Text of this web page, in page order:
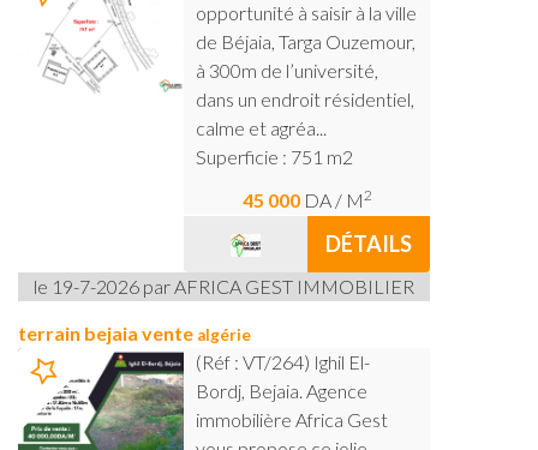
opportunité à saisir à la ville
de Béjaia, Targa Ouzemour,
à 300m de l’université,
dans un endroit résidentiel,
calme et agréa...
Superficie : 751 m2
45 000 DA/ M2
DÉTAILS
le 19-7-2026 par AFRICA GEST IMMOBILIER
terrain bejaia vente algérie
(Réf : VT/264) Ighil El-
Bordj, Bejaia. Agence
immobilière Africa Gest